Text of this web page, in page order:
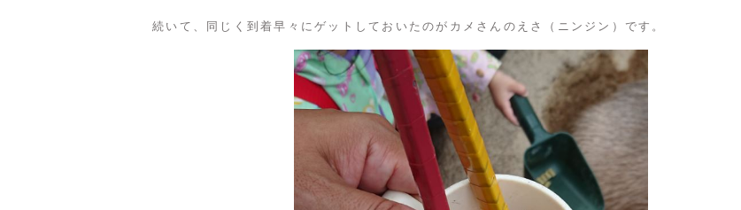
続いて、同じく到着早々にゲットしておいたのがカメさんのえさ（ニンジン）です。